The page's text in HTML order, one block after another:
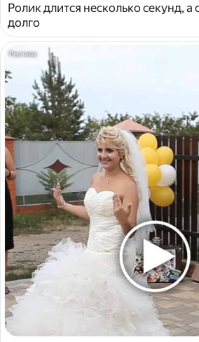
Ролик длится несколько секунд, а
долго